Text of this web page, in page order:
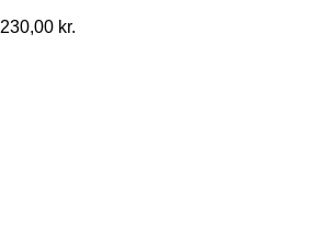
230,00 kr.